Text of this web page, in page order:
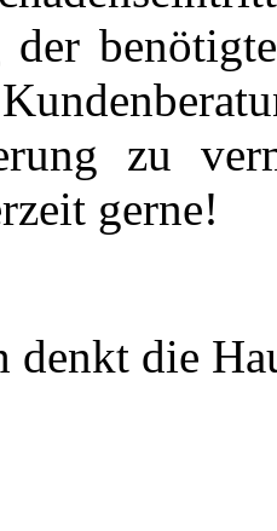
der
zu
gerne!
denkt die